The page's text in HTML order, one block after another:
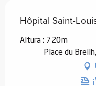
Hôpital Saint-
Altura : 720m
Place du